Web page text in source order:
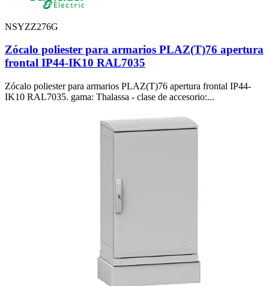
NSYZZ276G
Zócalo poliester para armarios PLAZ(T)76 apertura
frontal IP44-IK10 RAL7035
Zócalo poliester para armarios PLAZ(T)76 apertura frontal IP44-
IK10 RAL7035. gama: Thalassa - clase de accesorio:...